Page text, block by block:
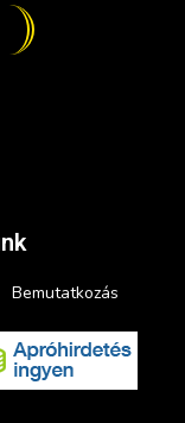
Bemutatkozás